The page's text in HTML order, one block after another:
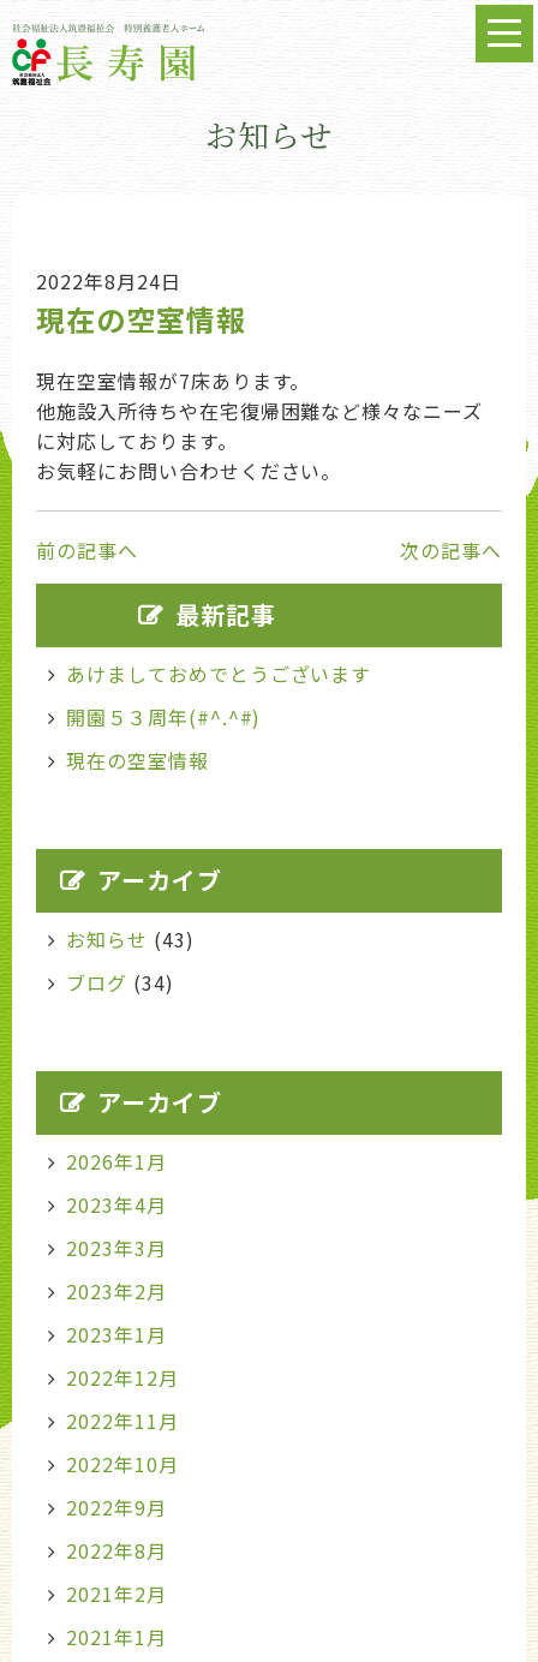
お知らせ
2022年8月24日
現在の空室情報
現在空室情報が7床あります。
他施設入所待ちや在宅復帰困難など様々なニーズ
に対応しております。
お気軽にお問い合わせください。
前の記事へ 次の記事へ
最新記事
あけましておめでとうございます
開園５３周年(#^.^#)
現在の空室情報
アーカイブ
お知らせ (43)
ブログ (34)
アーカイブ
2026年1月
2023年4月
2023年3月
2023年2月
2023年1月
2022年12月
2022年11月
2022年10月
2022年9月
2022年8月
2021年2月
2021年1月